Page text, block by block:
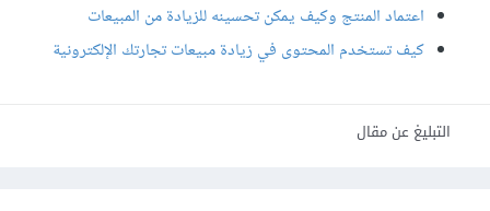
اعتماد المنتج وكيف يمكن تحسينه للزيادة من المبيعات
كيف تستخدم المحتوى في زيادة مبيعات تجارتك الإلكترونية
التبليغ عن مقال